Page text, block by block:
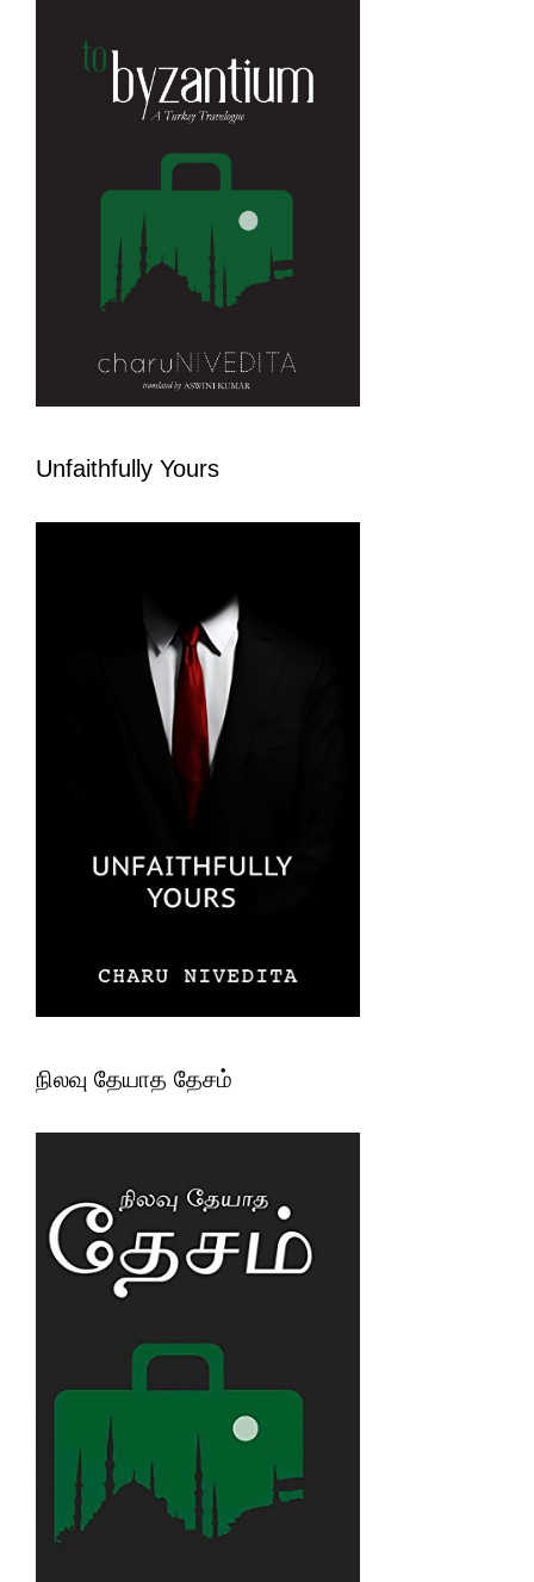
Unfaithfully Yours
நிலவு தேயாத தேசம்